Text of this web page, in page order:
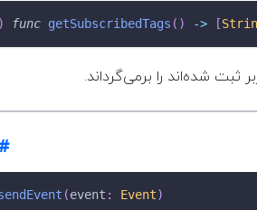
) func getSubscribedTags ( ) -> [
شده‌اند را برمی‌گرداند.
(event : Event)